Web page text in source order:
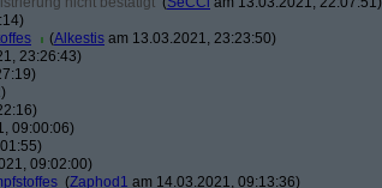
(Alkestis am 13.03.2021, 23:23:50)
23:26:43)
09:00:06)
09:02:00)
(Zaphod1 am 14.03.2021, 09:13:36)